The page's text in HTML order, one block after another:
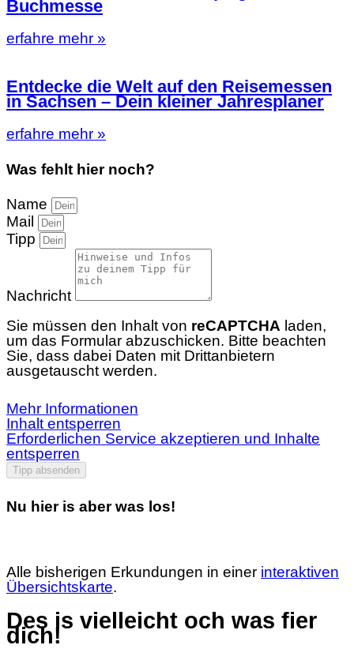
Buchmesse
erfahre mehr »
Entdecke die Welt auf den Reisemessen
in Sachsen – Dein kleiner Jahresplaner
erfahre mehr »
Was fehlt hier noch?
Name
Mail
Tipp
Nachricht
Sie müssen den Inhalt von reCAPTCHA laden,
um das Formular abzuschicken. Bitte beachten
Sie, dass dabei Daten mit Drittanbietern
ausgetauscht werden.
Mehr Informationen
Inhalt entsperren
Erforderlichen Service akzeptieren und Inhalte
entsperren
Tipp absenden
Nu hier is aber was los!
Alle bisherigen Erkundungen in einer interaktiven
Übersichtskarte.
Des is vielleicht och was fier
dich!